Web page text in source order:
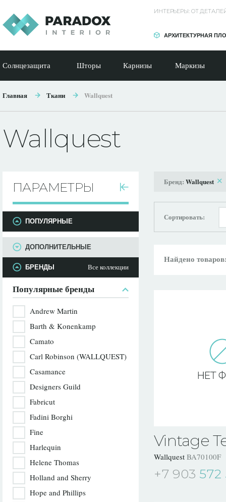
ИНТЕРЬЕРЫ: ОТ
АРХИТЕКТУРНАЯ
Солнцезащита Шторы Карнизы Маркизы
Главная Ткани Wallquest
Wallquest
ПАРАМЕТРЫ
ПАРАМЕТРЫ
ПОПУЛЯРНЫЕ
ДОПОЛНИТЕЛЬНЫЕ
БРЕНДЫ
Популярные бренды
Andrew Martin
Barth & Konenkamp
Camato
Carl Robinson (WALLQUEST)
Casamance
Designers Guild
Fabricut
Fadini Borghi
Fine
Harlequin
Helene Thomas
Holland and Sherry
Hope and Phillips
Все коллекции
Бренд: Wallquest
Сортировать:
Найдено
Vintage
Wallquest BA70100F
+7 903 572